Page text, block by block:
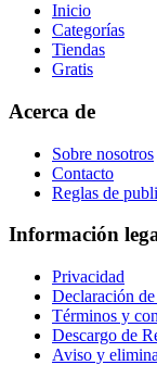
Inicio
Categorías
Tiendas
Gratis
Acerca de
Sobre nosotros
Contacto
Reglas de
Información
Privacidad
Declaración
Términos y
Descargo de
Aviso y